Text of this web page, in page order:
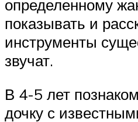
определенному
показывать и
инструменты
звучат.
В 4-5 лет
дочку с